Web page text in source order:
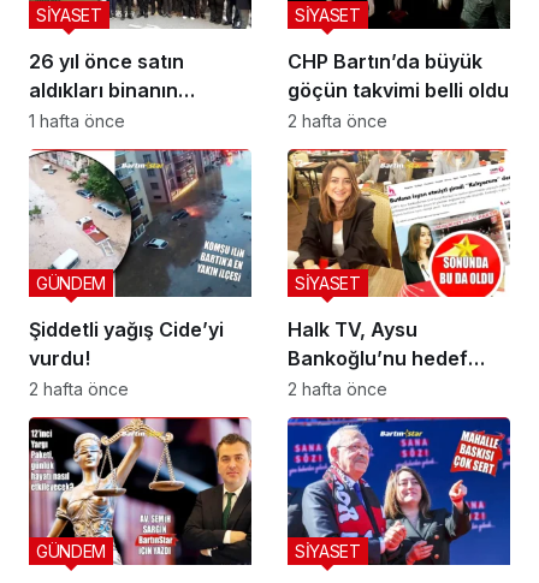
26 yıl önce satın
aldıkları binanın
önünde buruk veda
SİYASET
1 hafta önce
CHP Bartın’da büyük
göçün takvimi belli oldu
SİYASET
2 hafta önce
Şiddetli yağış Cide’yi
vurdu!
GÜNDEM
2 hafta önce
Halk TV, Aysu
Bankoğlu’nu hedef
aldı!
SİYASET
2 hafta önce
GÜNDEM SİYASET